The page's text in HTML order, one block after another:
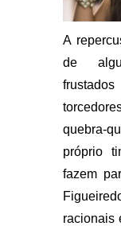
A
de
quebra-
próprio
fazem
racionais